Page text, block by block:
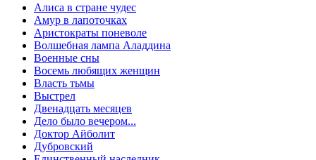
Алиса в стране чудес
Амур в лапоточках
Аристократы поневоле
Волшебная лампа Аладдина
Военные сны
Восемь любящих женщин
Власть тьмы
Выстрел
Двенадцать месяцев
Дело было вечером...
Доктор Айболит
Дубровский